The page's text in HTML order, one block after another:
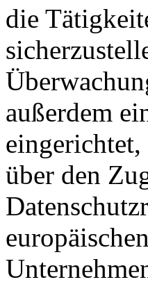
die
außerdem
über den